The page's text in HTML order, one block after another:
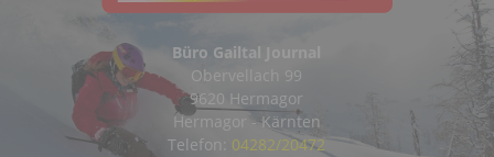
Büro Gailtal Journal
Obervellach 99
9620 Hermagor
Hermagor - Kärnten
Telefon: 04282/20472